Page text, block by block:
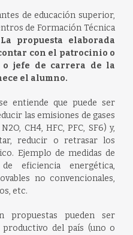
de educación superior,
de Formación Técnica
La propuesta elaborada
con el patrocinio o
o jefe de carrera de la
el alumno.
entiende que puede ser
las emisiones de gases
CH4, HFC, PFC, SF6) y,
reducir o retrasar los
Ejemplo de medidas de
eficiencia energética,
no convencionales,
etc.
propuestas pueden ser
productivo del país (uno o